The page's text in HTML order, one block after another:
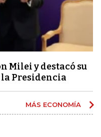
Milei y destacó su
Presidencia
MÁS ECONOMÍA